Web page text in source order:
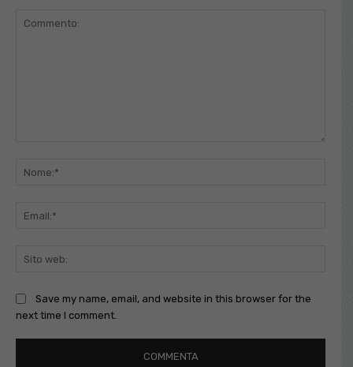
Save my name, email, and website in this browser for the
next time I comment.